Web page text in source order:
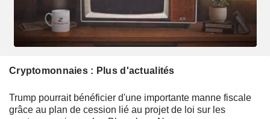
Cryptomonnaies : Plus d'actualités
Trump pourrait bénéficier d'une importante manne fiscale
grâce au plan de cession lié au projet de loi sur les